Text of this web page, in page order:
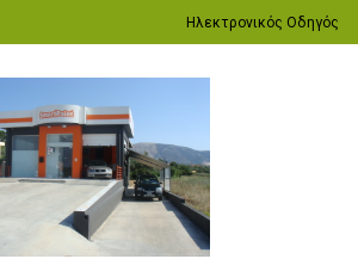
Ηλεκτρονικός Οδηγός